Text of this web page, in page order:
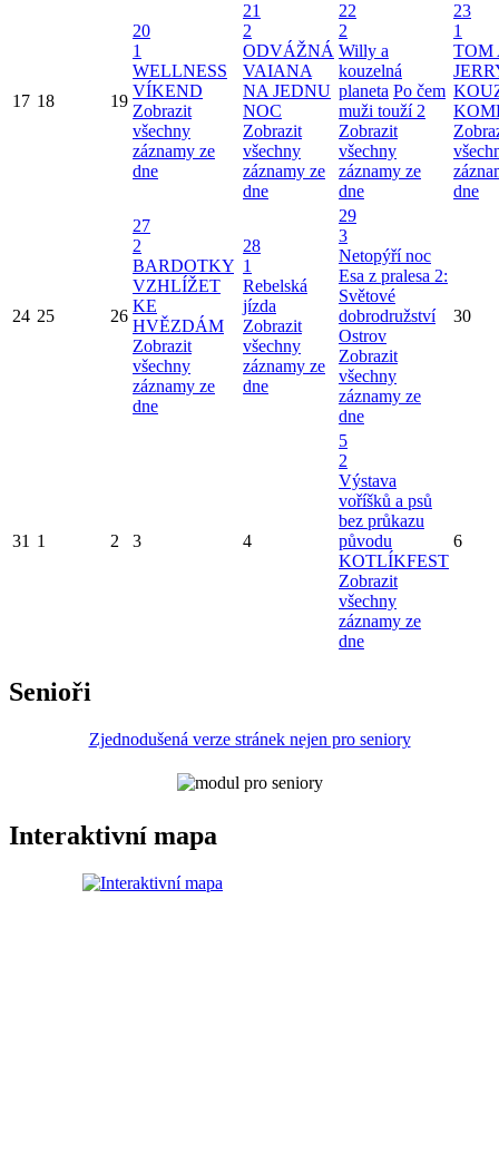
17 18 19
20
1
WELLNESS
VÍKEND
Zobrazit
všechny
záznamy ze
dne
21
2
ODVÁŽNÁ
VAIANA
NA JEDNU
NOC
Zobrazit
všechny
záznamy ze
dne
22
2
Willy a
kouzelná
planeta Po čem
muži touží 2
Zobrazit
všechny
záznamy ze
dne
23
1
TOM
dne
24 25 26
27
2
BARDOTKY
VZHLÍŽET
KE
HVĚZDÁM
Zobrazit
všechny
záznamy ze
dne
28
1
Rebelská
jízda
Zobrazit
všechny
záznamy ze
dne
29
3
Netopýří noc
Esa z pralesa 2:
Světové
dobrodružství
Ostrov
Zobrazit
všechny
záznamy ze
dne
30
31 1 2 3 4
5
2
Výstava
voříšků a psů
bez průkazu
původu
KOTLÍKFEST
Zobrazit
všechny
záznamy ze
dne
6
Senioři
Zjednodušená verze stránek nejen pro seniory
Interaktivní mapa